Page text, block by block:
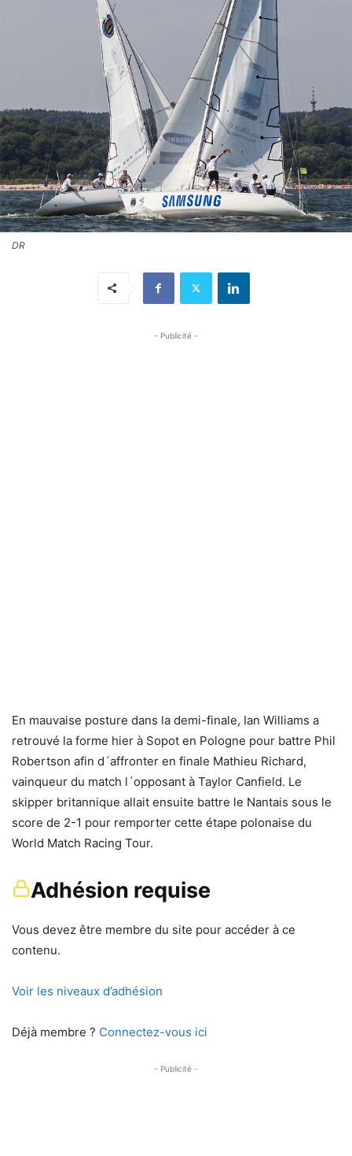
DR
- Publicité -
En mauvaise posture dans la demi-finale, Ian Williams a
retrouvé la forme hier à Sopot en Pologne pour battre Phil
Robertson afin d´affronter en finale Mathieu Richard,
vainqueur du match l´opposant à Taylor Canfield. Le
skipper britannique allait ensuite battre le Nantais sous le
score de 2-1 pour remporter cette étape polonaise du
World Match Racing Tour.
Adhésion requise
Vous devez être membre du site pour accéder à ce
contenu.
Voir les niveaux d’adhésion
Déjà membre ? Connectez-vous ici
- Publicité -